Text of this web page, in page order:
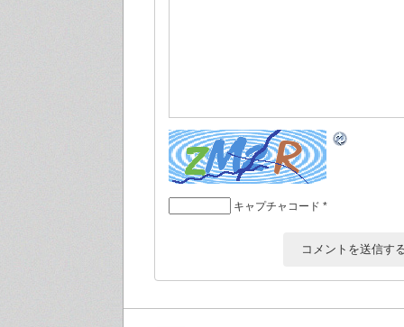
キャプチャコード *